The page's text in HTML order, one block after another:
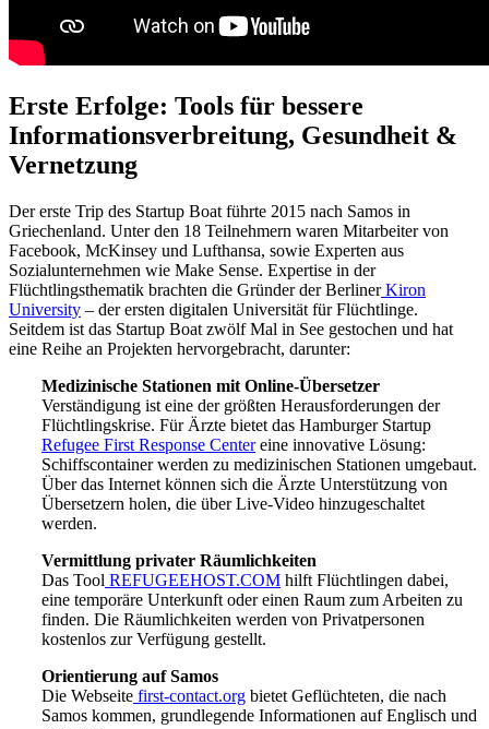
Erste Erfolge: Tools für bessere
Informationsverbreitung, Gesundheit &
Vernetzung
Der erste Trip des Startup Boat führte 2015 nach Samos in
Griechenland. Unter den 18 Teilnehmern waren Mitarbeiter von
Facebook, McKinsey und Lufthansa, sowie Experten aus
Sozialunternehmen wie Make Sense. Expertise in der
Flüchtlingsthematik brachten die Gründer der Berliner Kiron
University – der ersten digitalen Universität für Flüchtlinge.
Seitdem ist das Startup Boat zwölf Mal in See gestochen und hat
eine Reihe an Projekten hervorgebracht, darunter:
Medizinische Stationen mit Online-Übersetzer
Verständigung ist eine der größten Herausforderungen der
Flüchtlingskrise. Für Ärzte bietet das Hamburger Startup
Refugee First Response Centereine innovative Lösung:
Schiffscontainer werden zu medizinischen Stationen umgebaut.
Über das Internet können sich die Ärzte Unterstützung von
Übersetzern holen, die über Live-Video hinzugeschaltet
werden.
Vermittlung privater Räumlichkeiten
Das Tool REFUGEEHOST.COM hilft Flüchtlingen dabei,
eine temporäre Unterkunft oder einen Raum zum Arbeiten zu
finden. Die Räumlichkeiten werden von Privatpersonen
kostenlos zur Verfügung gestellt.
Orientierung auf Samos
Die Webseite first-contact.org bietet Geflüchteten, die nach
Samos kommen, grundlegende Informationen auf Englisch und